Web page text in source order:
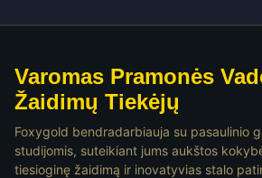
Varomas Pramonės
Žaidimų Tiekėjų
Foxygold bendradarbiauja su pasaulinio
studijomis, suteikiant jums aukštos
tiesioginę žaidimą ir inovatyvias stalo